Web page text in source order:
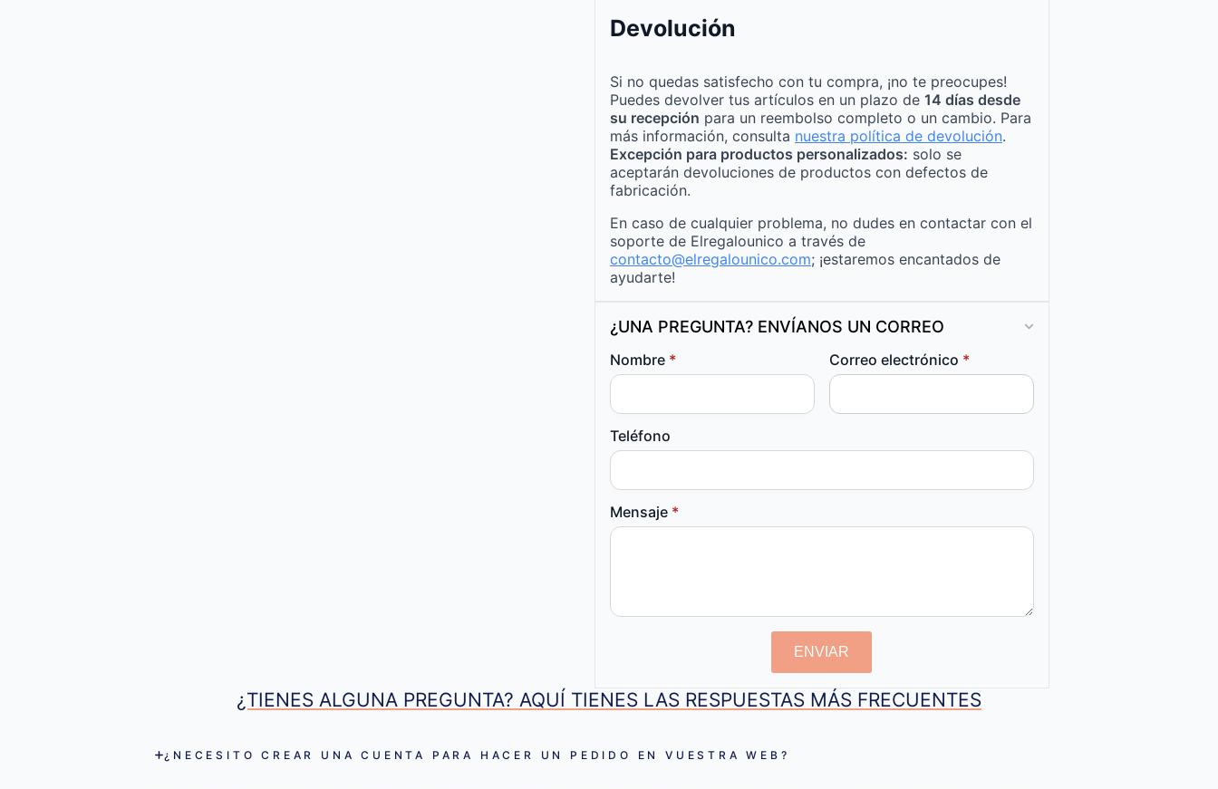
Devolución
Si no quedas satisfecho con tu compra, ¡no te preocupes!
Puedes devolver tus artículos en un plazo de 14 días desde
su recepción para un reembolso completo o un cambio. Para
más información, consulta nuestra política de devolución.
Excepción para productos personalizados: solo se
aceptarán devoluciones de productos con defectos de
fabricación.
En caso de cualquier problema, no dudes en contactar con el
soporte de Elregalounico a través de
contacto@elregalounico.com; ¡estaremos encantados de
ayudarte!
¿UNA PREGUNTA? ENVÍANOS UN CORREO
Nombre * Correo electrónico *
Teléfono
Mensaje *
ENVIAR
¿TIENES ALGUNA PREGUNTA? AQUÍ TIENES LAS RESPUESTAS MÁS FRECUENTES
¿NECESITO CREAR UNA CUENTA PARA HACER UN PEDIDO EN VUESTRA WEB?